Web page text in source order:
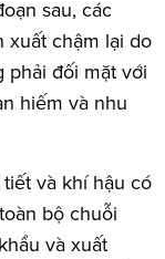
sau, các
xuất chậm lại do
phải đối mặt với
hiếm và nhu
và khí hậu có
bộ chuỗi
và xuất